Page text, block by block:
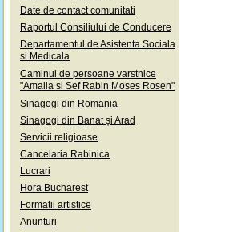
Date de contact comunitati
Raportul Consiliului de Conducere
Departamentul de Asistenta Sociala
si Medicala
Caminul de persoane varstnice
"Amalia si Sef Rabin Moses Rosen"
Sinagogi din Romania
Sinagogi din Banat și Arad
Servicii religioase
Cancelaria Rabinica
Lucrari
Hora Bucharest
Formatii artistice
Anunturi